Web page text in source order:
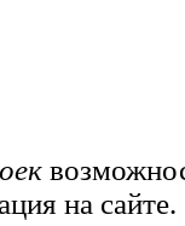
на сайте.